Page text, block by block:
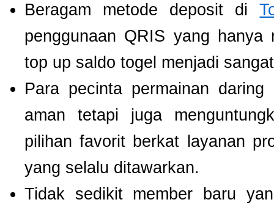
Beragam metode deposit di
penggunaan QRIS yang hanya
top up saldo togel menjadi
Para pecinta permainan
aman tetapi juga
pilihan favorit berkat layanan
yang selalu ditawarkan.
Tidak sedikit member baru